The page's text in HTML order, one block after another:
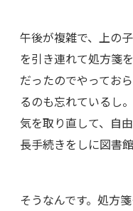
午後が複雑で、上の
を引き連れて処方箋
だったのでやってお
るのも忘れているし。
気を取り直して、自
長手続きをしに図書館
そうなんです。処方